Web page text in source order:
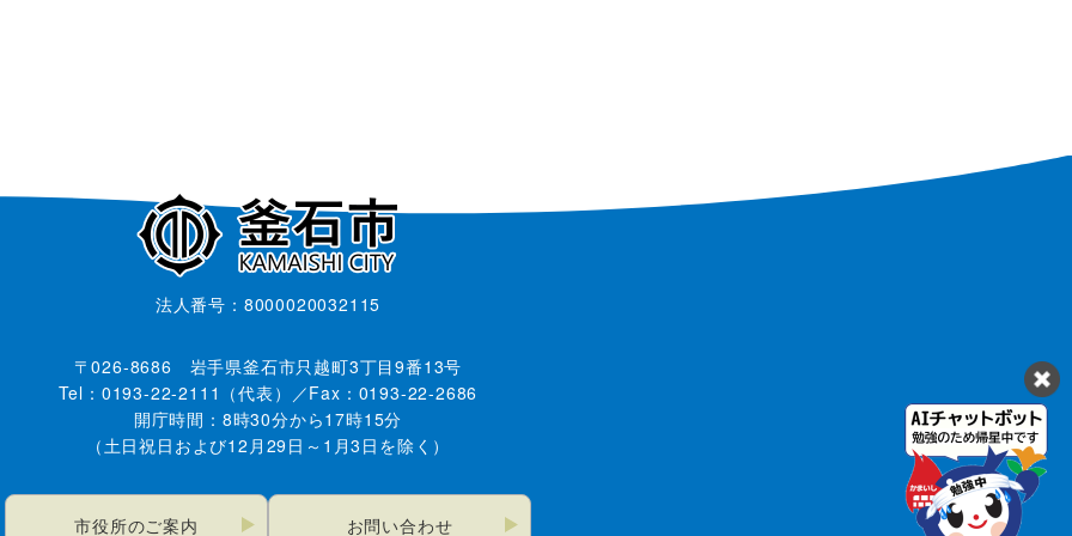
法人番号：8000020032115
〒026-8686 岩手県釜石市只越町3丁目9番13号
Tel：0193-22-2111（代表）／Fax：0193-22-2686
開庁時間：8時30分から17時15分
（土日祝日および12月29日～1月3日を除く）
市役所のご案内 お問い合わせ